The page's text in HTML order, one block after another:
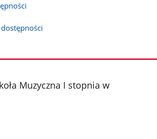
Muzyczna I stopnia w